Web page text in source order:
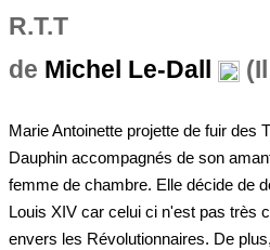
R.T.T
de Michel Le-Dall
Marie Antoinette projette de fuir des
Dauphin accompagnés de son
femme de chambre. Elle décide de
Louis XIV car celui ci n'est pas très
envers les Révolutionnaires. De